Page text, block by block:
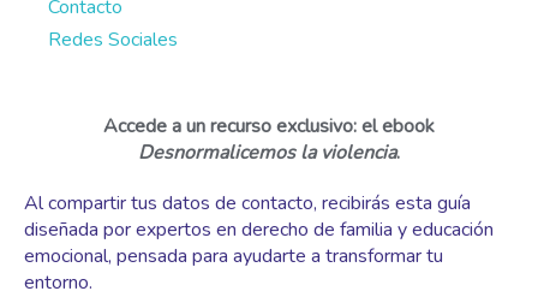
Contacto
Redes Sociales
Accede a un recurso exclusivo: el ebook
Desnormalicemos la violencia.
Al compartir tus datos de contacto, recibirás esta guía
diseñada por expertos en derecho de familia y educación
emocional, pensada para ayudarte a transformar tu
entorno.